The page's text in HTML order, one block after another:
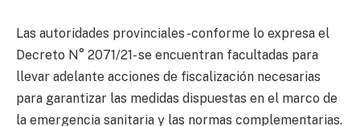
Las autoridades provinciales -conforme lo expresa el
Decreto N° 2071/21- se encuentran facultadas para
llevar adelante acciones de fiscalización necesarias
para garantizar las medidas dispuestas en el marco de
la emergencia sanitaria y las normas complementarias.